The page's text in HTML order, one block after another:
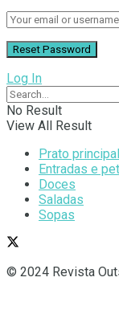
Log In
No Result
View All Result
Prato principal
Entradas e
Doces
Saladas
Sopas
© 2024 Revista